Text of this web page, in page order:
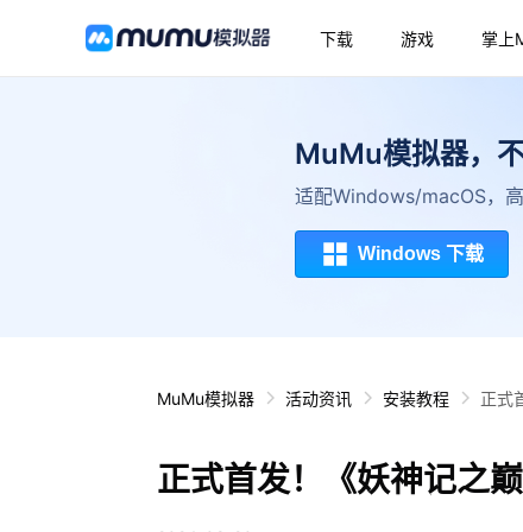
下载 游戏 掌上
MuMu模拟器，
适配Windows/macOS，
Windows 下载
MuMu模拟器 活动资讯 安装教程 正式
正式首发！《妖神记之